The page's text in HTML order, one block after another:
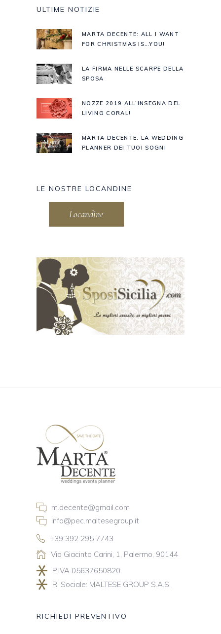
ULTIME NOTIZIE
MARTA DECENTE: ALL I WANT
FOR CHRISTMAS IS…YOU!
LA FIRMA NELLE SCARPE DELLA
SPOSA
NOZZE 2019 ALL’INSEGNA DEL
LIVING CORAL!
MARTA DECENTE: LA WEDDING
PLANNER DEI TUOI SOGNI
LE NOSTRE LOCANDINE
Locandine
m.decente@gmail.com
info@pec.maltesegroup.it
+39 392 295 7743
Via Giacinto Carini, 1, Palermo, 90144
P.IVA 05637650820
R. Sociale: MALTESE GROUP S.A.S.
RICHIEDI PREVENTIVO